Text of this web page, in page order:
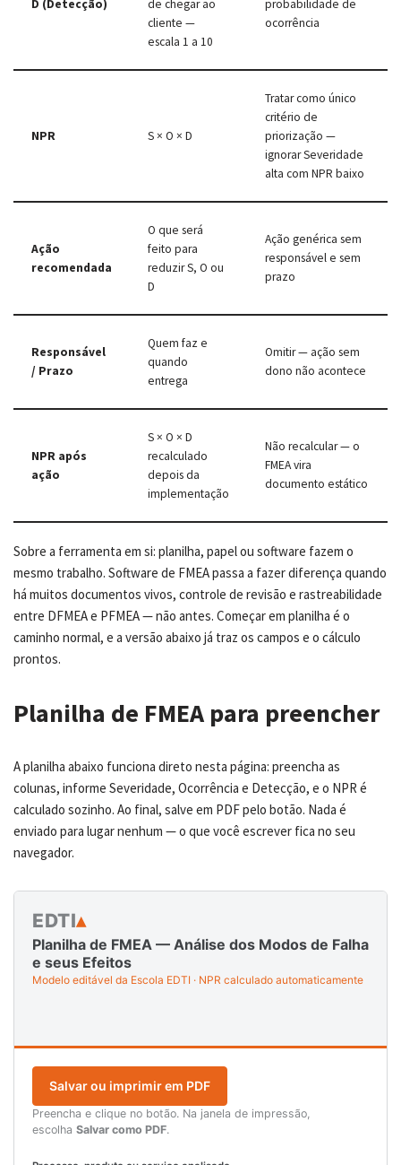
D (Detecção)
de chegar ao
cliente —
escala 1 a 10
probabilidade de
ocorrência
NPR S × O × D
Tratar como único
critério de
priorização —
ignorar Severidade
alta com NPR baixo
Ação
recomendada
O que será
feito para
reduzir S, O ou
D
Ação genérica sem
responsável e sem
prazo
Responsável
/ Prazo
Quem faz e
quando
entrega
Omitir — ação sem
dono não acontece
NPR após
ação
S × O × D
recalculado
depois da
implementação
Não recalcular — o
FMEA vira
documento estático
Sobre a ferramenta em si: planilha, papel ou software fazem o
mesmo trabalho. Software de FMEA passa a fazer diferença quando
há muitos documentos vivos, controle de revisão e rastreabilidade
entre DFMEA e PFMEA — não antes. Começar em planilha é o
caminho normal, e a versão abaixo já traz os campos e o cálculo
prontos.
Planilha de FMEA para preencher
A planilha abaixo funciona direto nesta página: preencha as
colunas, informe Severidade, Ocorrência e Detecção, e o NPR é
calculado sozinho. Ao final, salve em PDF pelo botão. Nada é
enviado para lugar nenhum — o que você escrever fica no seu
navegador.
EDTI▴
Planilha de FMEA — Análise dos Modos de Falha
e seus Efeitos
Modelo editável da Escola EDTI · NPR calculado automaticamente
Salvar ou imprimir em PDF
Preencha e clique no botão. Na janela de impressão,
escolha Salvar como PDF.